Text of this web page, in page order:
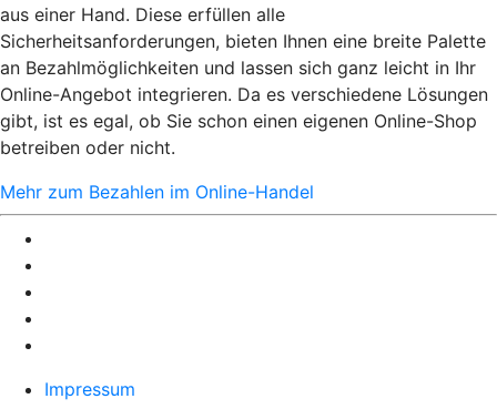
aus einer Hand. Diese erfüllen alle
Sicherheitsanforderungen, bieten Ihnen eine breite Palette
an Bezahlmöglichkeiten und lassen sich ganz leicht in Ihr
Online-Angebot integrieren. Da es verschiedene Lösungen
gibt, ist es egal, ob Sie schon einen eigenen Online-Shop
betreiben oder nicht.
Mehr zum Bezahlen im Online-Handel
Impressum